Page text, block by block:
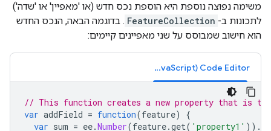
משימה נפוצה נוספת היא הוספת נכס חדש (או 'מאפיין' או 'שדה')
לתכונות ב- FeatureCollection . בדוגמה הבאה, הנכס החדש
הוא חישוב שמבוסס על שני מאפיינים קיימים:
Code Editor‏ (JavaScript)
// This function creates a new property that is
var addField = function(feature)
{
var sum = ee.Number(feature.get( 'property1' )).